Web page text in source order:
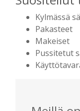
Kylmässä
Pakasteet
Makeiset
Pussitetut